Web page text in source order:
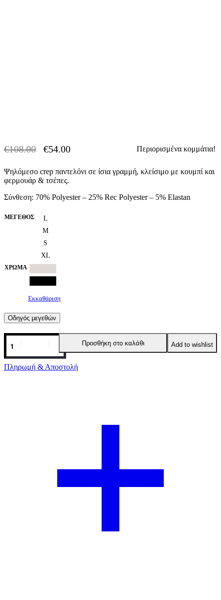
€108.00
Original
was:
€108.00.
€54.00
Η
τιμή
είναι:
€54.00.
Περιορισμένα κομμάτια!
Ψηλόμεσo crep παντελόνι σε ίσια γραμμή, κλείσιμο με κουμπί και
φερμουάρ & τσέπες.
Σύνθεση: 70% Polyester – 25% Rec Polyester – 5% Elastan
ΜΈΓΕΘΟΣ
L
M
S
XL
ΧΡΏΜΑ
Εκκαθάριση
Οδηγός μεγεθών
Ψηλόμεσo
crep
παντελόνι
σε
2
Προσθήκη στο καλάθι Add to wishlist
Πληρωμή & Αποστολή